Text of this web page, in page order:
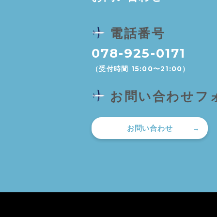
電話番号
078-925-0171
（受付時間 15:00〜21:00）
お問い合わせフ
お問い合わせ